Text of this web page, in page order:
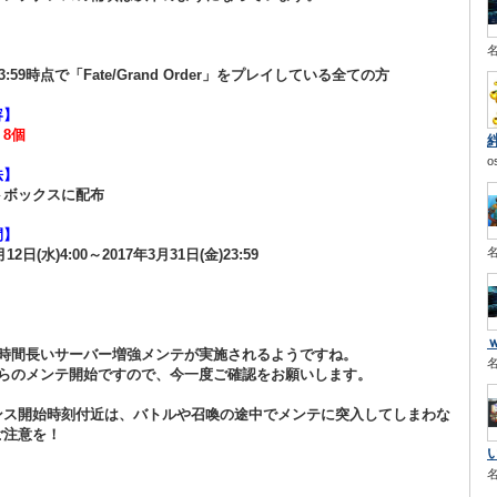
時点で「Fate/Grand Order」をプレイしている全ての方
個
ックスに配布
12日(水)4:00～2017年3月31日(金)23:59
間長いサーバー増強メンテが実施されるようですね。
のメンテ開始ですので、今一度ご確認をお願いします。
開始時刻付近は、バトルや召喚の途中でメンテに突入してしまわな
意を！